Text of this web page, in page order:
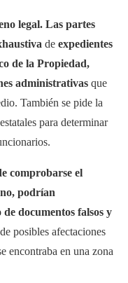
legal. Las partes
de expedientes
de la Propiedad,
administrativas que
También se pide la
para determinar
comprobarse el
podrían
documentos falsos y
posibles afectaciones
encontraba en una zona